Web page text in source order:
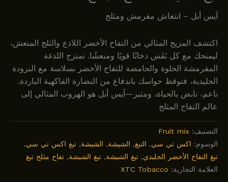
آيس أبل – انتعاش مقرمش ومثلج
اكتشف المزيج المثالي من التفاح الأخضر اللاذع والثلج المنعش،
ليمنحك مع كل نَفَس دخانًا قويًا ومنعشًا. تمتزج اللدغة
المقرمشة الحلوة والحامضة للتفاح الأخضر بسلاسة مع البرودة
الجليدية، فتوقظ حواسك باندفاع من النضارة الفاكهية الباردة.
ناعم، نابض بالحياة، ومثير—آيس أبل هو الهروب المثالي إلى
عالم التفاح المثلج
التصنيف:Fruit mix
الوسوم:اکس تي سي,التبغ,الشيشة,الشيشة,تبغ اکس تي سي,
تبغ التفاح الأخضر الجليدي,تبغ الشيشة,تبغ الشيشة,تفاح مثلج تبغ
العلامة التجارية:XTC Tobacco